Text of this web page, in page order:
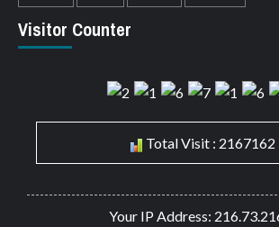
Visitor Counter
Total Visit : 2167162
Your IP Address: